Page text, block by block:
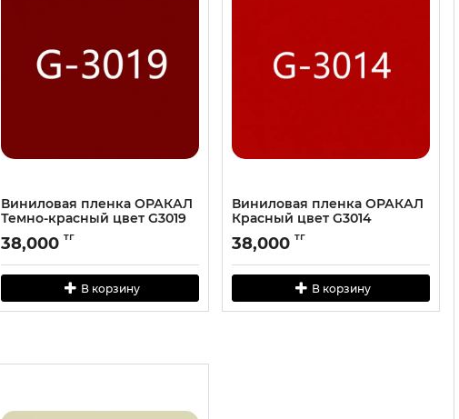
Виниловая пленка ОРАКАЛ
Темно-красный цвет G3019
38,000 тг
В корзину
Виниловая пленка ОРАКАЛ
Красный цвет G3014
38,000 тг
В корзину